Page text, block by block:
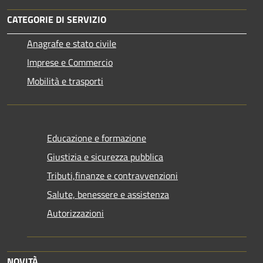
CATEGORIE DI SERVIZIO
Anagrafe e stato civile
Imprese e Commercio
Mobilità e trasporti
Educazione e formazione
Giustizia e sicurezza pubblica
Tributi,finanze e contravvenzioni
Salute, benessere e assistenza
Autorizzazioni